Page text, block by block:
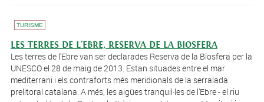
TURISME
LES TERRES DE L'EBRE, RESERVA DE LA BIOSFERA
Les terres de l'Ebre van ser declarades Reserva de la Biosfera per la
UNESCO el 28 de maig de 2013. Estan situades entre el mar
mediterrani i els contraforts més meridionals de la serralada
prelitoral catalana. A més, les aigües tranquil·les de l'Ebre - el riu